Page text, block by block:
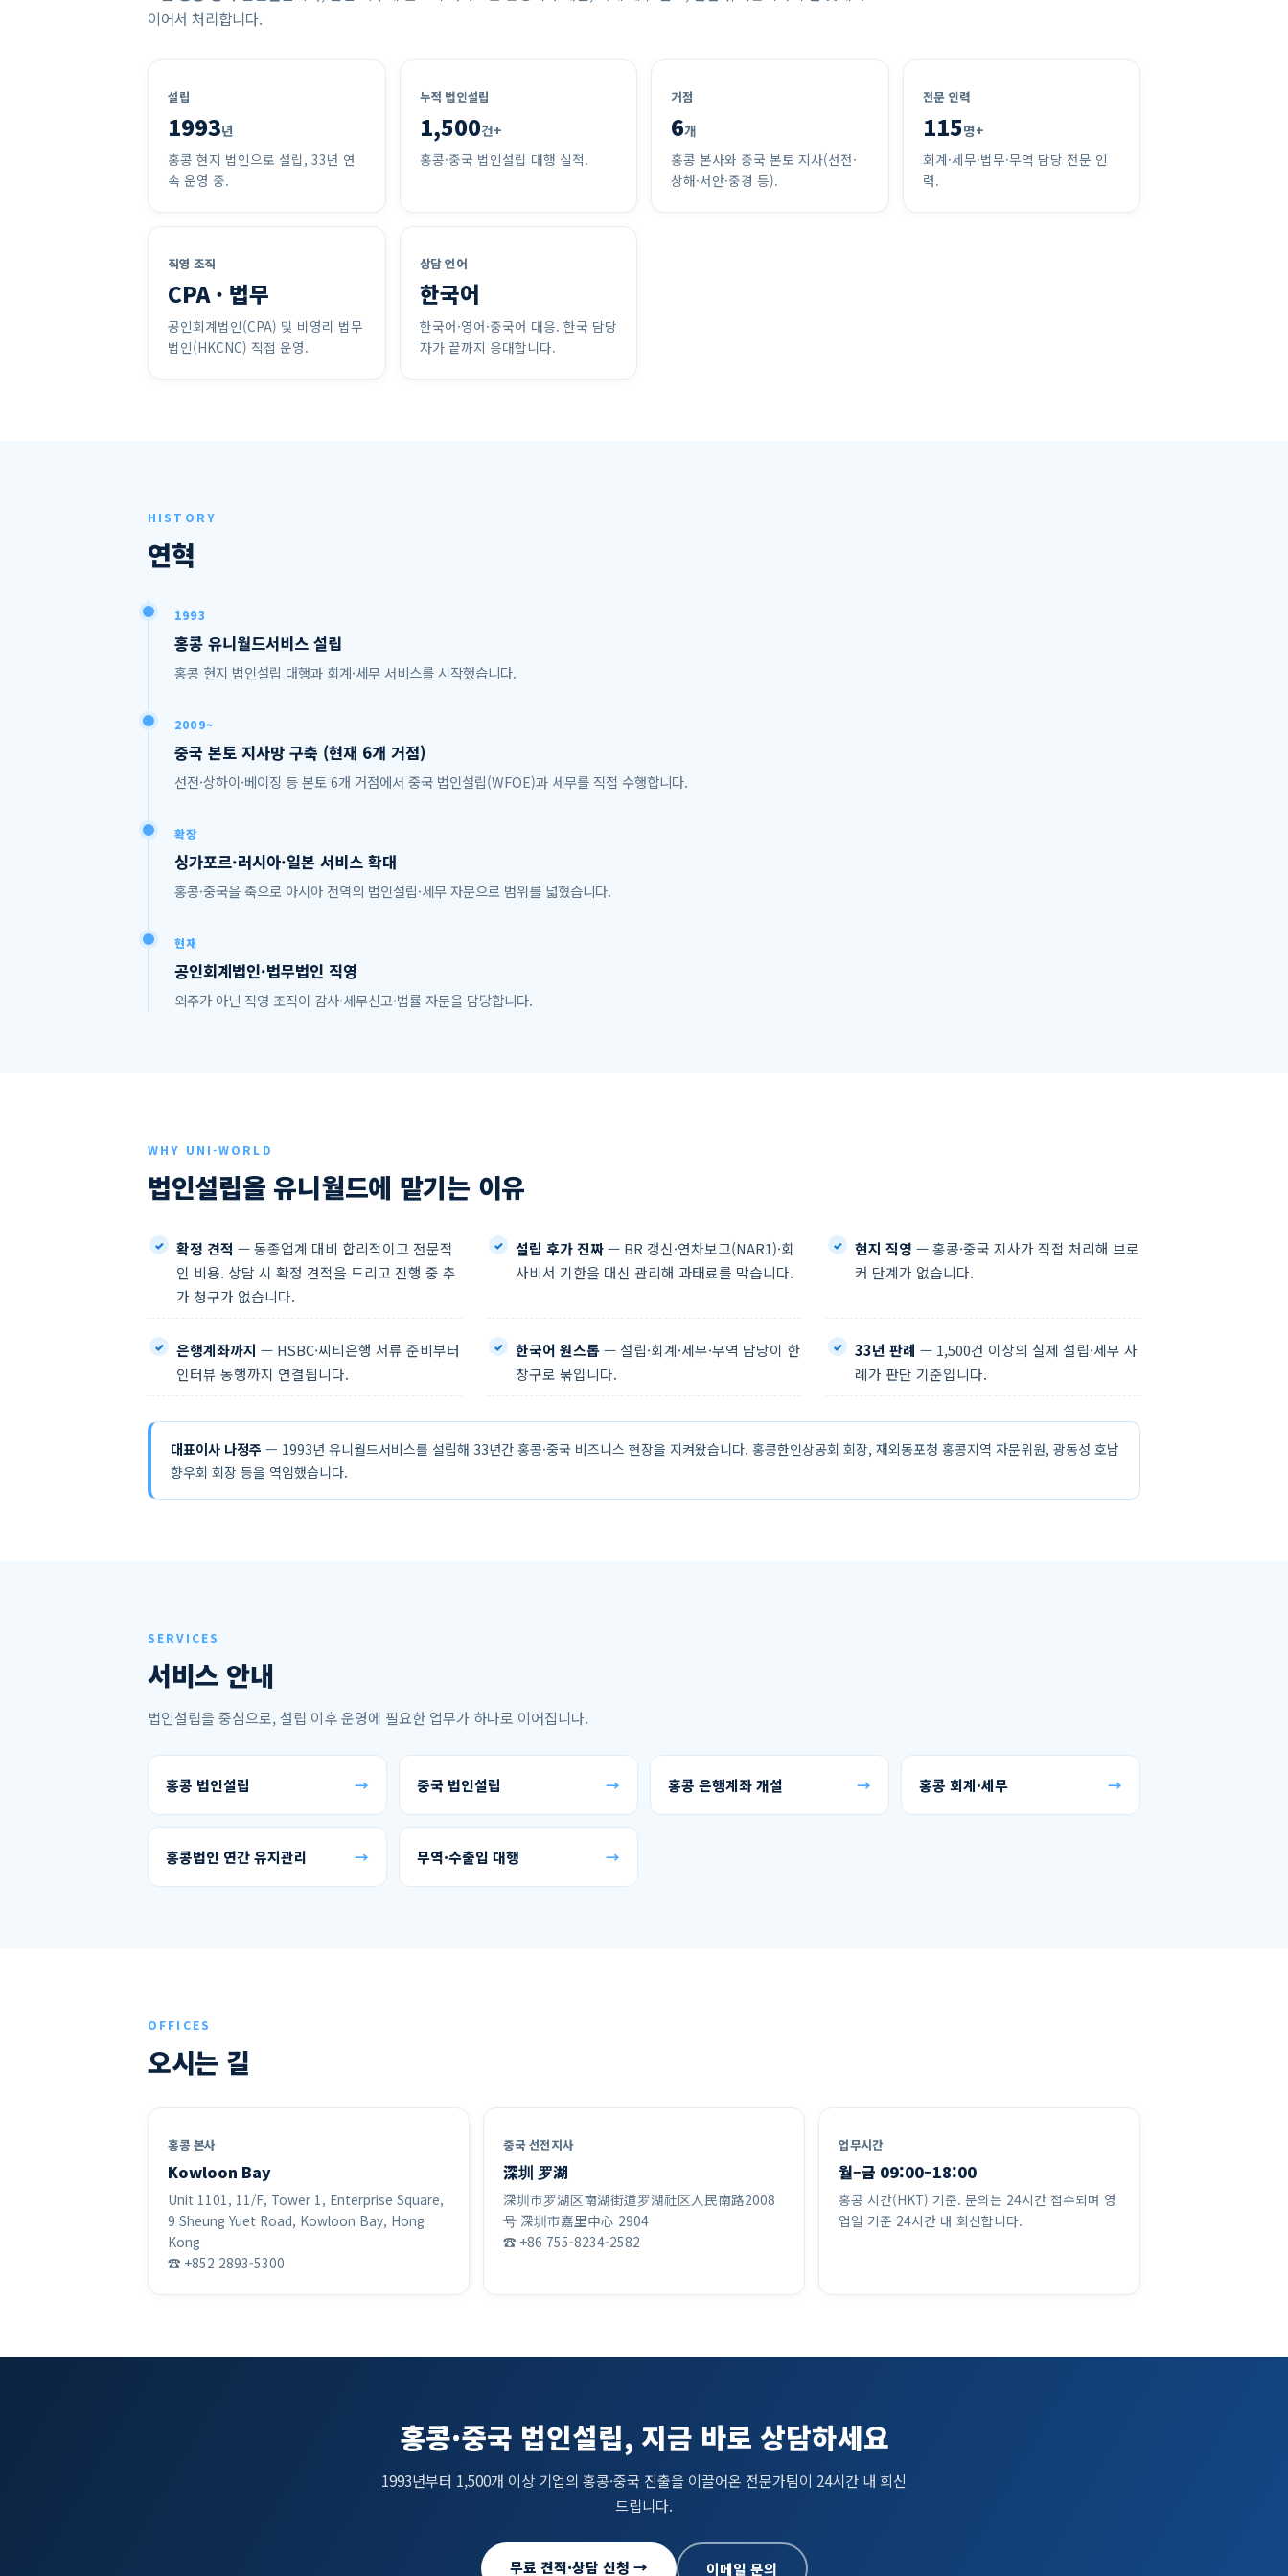
이어서 처리합니다.
설립
1993년
홍콩 현지 법인으로 설립, 33년 연
속 운영 중.
누적 법인설립
1,500건+
홍콩·중국 법인설립 대행 실적.
거점
6개
홍콩 본사와 중국 본토 지사(선전·
상해·서안·중경 등).
전문 인력
115명+
회계·세무·법무·무역 담당 전문 인
력.
직영 조직
CPA · 법무
공인회계법인(CPA) 및 비영리 법무
법인(HKCNC) 직접 운영.
상담 언어
한국어
한국어·영어·중국어 대응. 한국 담당
자가 끝까지 응대합니다.
HISTORY
연혁
1993
홍콩 유니월드서비스 설립
홍콩 현지 법인설립 대행과 회계·세무 서비스를 시작했습니다.
2009~
중국 본토 지사망 구축 (현재 6개 거점)
선전·상하이·베이징 등 본토 6개 거점에서 중국 법인설립(WFOE)과 세무를 직접 수행합니다.
확장
싱가포르·러시아·일본 서비스 확대
홍콩·중국을 축으로 아시아 전역의 법인설립·세무 자문으로 범위를 넓혔습니다.
현재
공인회계법인·법무법인 직영
외주가 아닌 직영 조직이 감사·세무신고·법률 자문을 담당합니다.
WHY UNI-WORLD
법인설립을 유니월드에 맡기는 이유
확정 견적 — 동종업계 대비 합리적이고 전문적
인 비용. 상담 시 확정 견적을 드리고 진행 중 추
가 청구가 없습니다.
설립 후가 진짜— BR 갱신·연차보고(NAR1)·회
사비서 기한을 대신 관리해 과태료를 막습니다.
현지 직영 — 홍콩·중국 지사가 직접 처리해 브로
커 단계가 없습니다.
은행계좌까지 — HSBC·씨티은행 서류 준비부터
인터뷰 동행까지 연결됩니다.
한국어 원스톱— 설립·회계·세무·무역 담당이 한
창구로 묶입니다.
33년 판례 — 1,500건 이상의 실제 설립·세무 사
례가 판단 기준입니다.
대표이사 나정주 — 1993년 유니월드서비스를 설립해 33년간 홍콩·중국 비즈니스 현장을 지켜왔습니다. 홍콩한인상공회 회장, 재외동포청 홍콩지역 자문위원, 광동성 호남
향우회 회장 등을 역임했습니다.
SERVICES
서비스 안내
법인설립을 중심으로, 설립 이후 운영에 필요한 업무가 하나로 이어집니다.
홍콩 법인설립 → 중국 법인설립 → 홍콩 은행계좌 개설 → 홍콩 회계·세무 →
홍콩법인 연간 유지관리 → 무역·수출입 대행 →
OFFICES
오시는 길
홍콩 본사
Kowloon Bay
Unit 1101, 11/F, Tower 1, Enterprise Square,
9 Sheung Yuet Road, Kowloon Bay, Hong
Kong
☎ +852 2893-5300
중국 선전지사
深圳 罗湖
深圳市罗湖区南湖街道罗湖社区人民南路2008
号 深圳市嘉里中心 2904
☎ +86 755-8234-2582
업무시간
월–금 09:00–18:00
홍콩 시간(HKT) 기준. 문의는 24시간 접수되며 영
업일 기준 24시간 내 회신합니다.
홍콩·중국 법인설립, 지금 바로 상담하세요
1993년부터 1,500개 이상 기업의 홍콩·중국 진출을 이끌어온 전문가팀이 24시간 내 회신
드립니다.
무료 견적·상담 신청 → 이메일 문의